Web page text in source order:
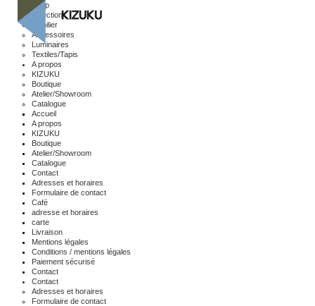
Shop
Sélection
Mobilier
Accessoires
Luminaires
Textiles/Tapis
A propos
KIZUKU
Boutique
Atelier/Showroom
Catalogue
Accueil
A propos
KIZUKU
Boutique
Atelier/Showroom
Catalogue
Contact
Adresses et horaires
Formulaire de contact
Café
adresse et horaires
carte
Livraison
Mentions légales
Conditions / mentions légales
Paiement sécurisé
Contact
Contact
Adresses et horaires
Formulaire de contact